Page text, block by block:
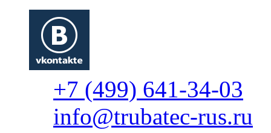
+7 (499) 641-34-03
info@trubatec-rus.ru